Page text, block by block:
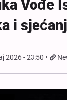
Vođe
i
2026 - 23:50